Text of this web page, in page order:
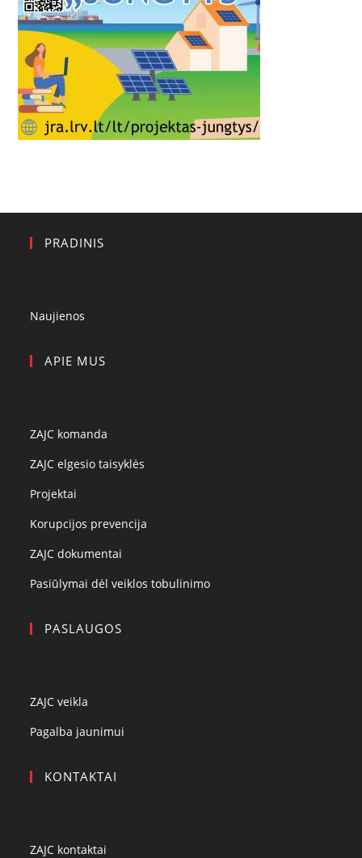
PRADINIS
Naujienos
APIE MUS
ZAJC komanda
ZAJC elgesio taisyklės
Projektai
Korupcijos prevencija
ZAJC dokumentai
Pasiūlymai dėl veiklos tobulinimo
PASLAUGOS
ZAJC veikla
Pagalba jaunimui
KONTAKTAI
ZAJC kontaktai